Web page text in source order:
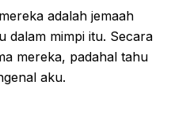
adalah jemaah
dalam mimpi itu. Secara
mereka, padahal tahu
aku.